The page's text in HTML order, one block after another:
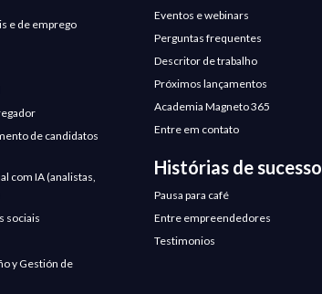
e de emprego
de candidatos
com IA (analistas,
sociais
y Gestión de
Eventos e webinars
Perguntas frequentes
Descritor de trabalho
Próximos lançamentos
Academia Magneto 365
Entre em contato
Histórias de sucesso
Pausa para café
Entre empreendedores
Testimonios